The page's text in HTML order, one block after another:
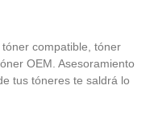
compatible, tóner
OEM. Asesoramiento
tus tóneres te saldrá lo